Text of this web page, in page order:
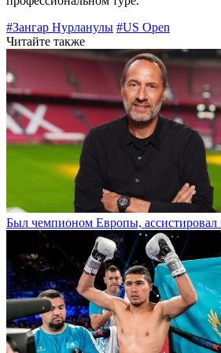
#Зангар Нурланулы #US Open
Читайте также
Был чемпионом Европы, ассистировал